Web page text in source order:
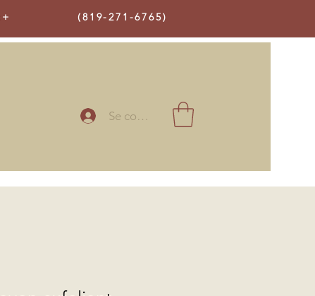
(819-271-6765)
Se connecter